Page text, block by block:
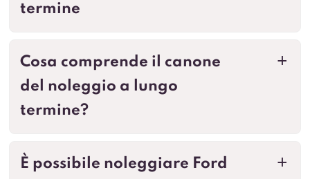
termine
a
Cosa comprende il canone
del noleggio a lungo
termine?
a
È possibile noleggiare Ford